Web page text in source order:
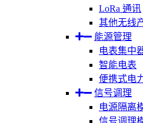
LoRa 通讯
其他无线
能源管理
电表集中
智能电表
便携式电
信号调理
电源隔离
信号调理